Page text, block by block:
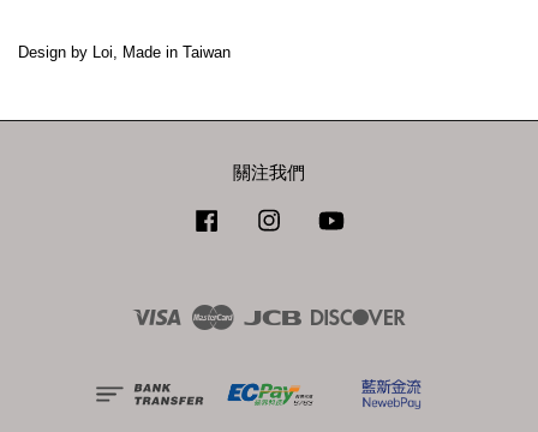
Design by Loi, Made in Taiwan
關注我們
Facebook Instagram
Visa Master JCB